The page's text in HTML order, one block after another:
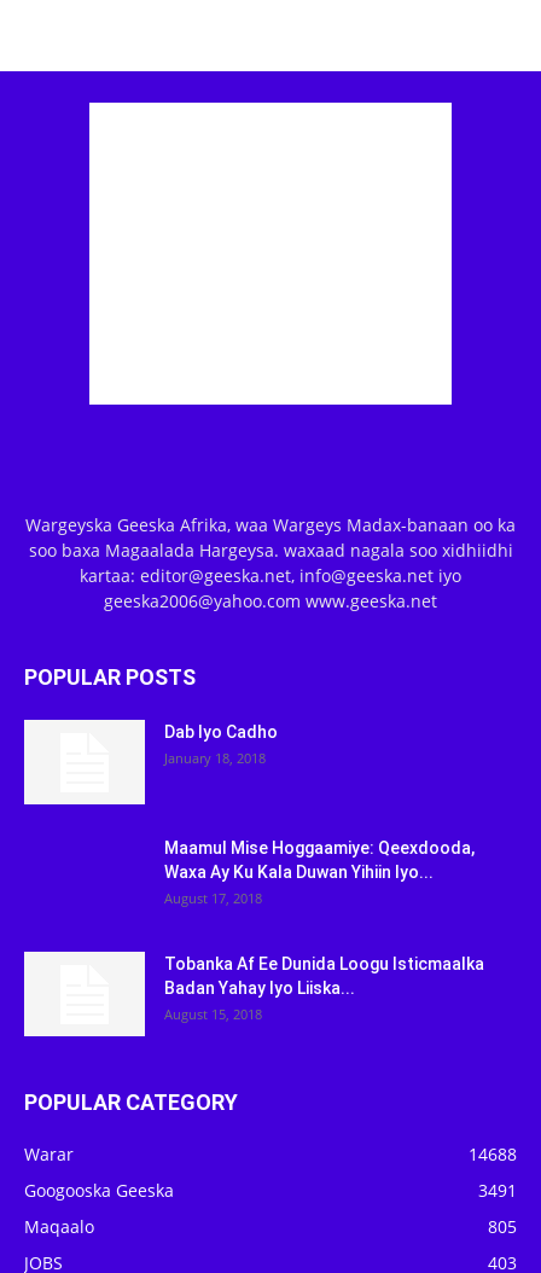
Wargeyska Geeska Afrika, waa Wargeys Madax-banaan oo ka
soo baxa Magaalada Hargeysa. waxaad nagala soo xidhiidhi
kartaa: editor@geeska.net, info@geeska.net iyo
geeska2006@yahoo.com www.geeska.net
POPULAR POSTS
Dab Iyo Cadho
January 18, 2018
Maamul Mise Hoggaamiye: Qeexdooda,
Waxa Ay Ku Kala Duwan Yihiin Iyo...
August 17, 2018
Tobanka Af Ee Dunida Loogu Isticmaalka
Badan Yahay Iyo Liiska...
August 15, 2018
POPULAR CATEGORY
Warar
14688
Googooska Geeska
3491
Maqaalo
805
JOBS
403